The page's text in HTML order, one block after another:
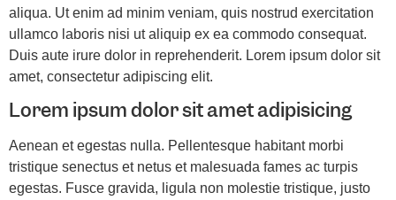
aliqua. Ut enim ad minim veniam, quis nostrud exercitation
ullamco laboris nisi ut aliquip ex ea commodo consequat.
Duis aute irure dolor in reprehenderit. Lorem ipsum dolor sit
amet, consectetur adipiscing elit.
Lorem ipsum dolor sit amet adipisicing
Aenean et egestas nulla. Pellentesque habitant morbi
tristique senectus et netus et malesuada fames ac turpis
egestas. Fusce gravida, ligula non molestie tristique, justo